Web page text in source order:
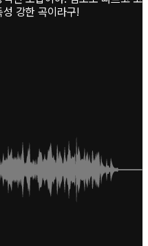
강한 곡이라구!